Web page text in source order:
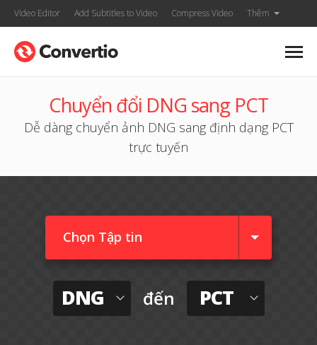
Video Editor Add Subtitles to Video Compress Video Thêm
Chuyển đổi DNG sang PCT
Dễ dàng chuyển ảnh DNG sang định dạng PCT
trực tuyến
Chọn Tập tin
DNG đến PCT